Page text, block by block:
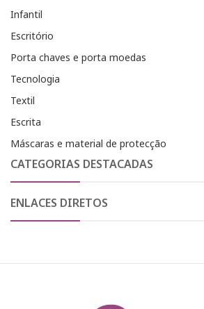
Infantil
Escritório
Porta chaves e porta moedas
Tecnologia
Textil
Escrita
Máscaras e material de protecção
CATEGORIAS DESTACADAS
ENLACES DIRETOS